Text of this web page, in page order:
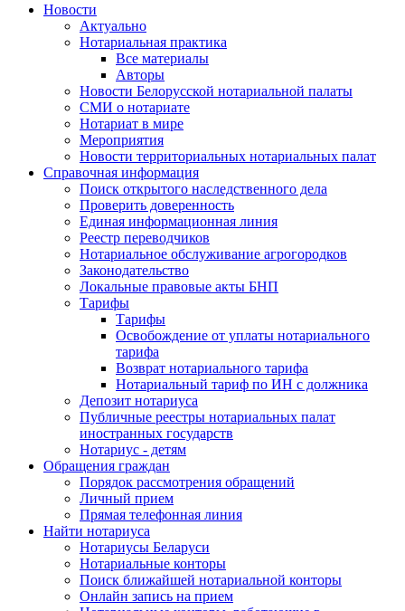
Новости
Актуально
Нотариальная практика
Все материалы
Авторы
Новости Белорусской нотариальной палаты
СМИ о нотариате
Нотариат в мире
Мероприятия
Новости территориальных нотариальных палат
Справочная информация
Поиск открытого наследственного дела
Проверить доверенность
Единая информационная линия
Реестр переводчиков
Нотариальное обслуживание агрогородков
Законодательство
Локальные правовые акты БНП
Тарифы
Тарифы
Освобождение от уплаты нотариального
тарифа
Возврат нотариального тарифа
Нотариальный тариф по ИН с должника
Депозит нотариуса
Публичные реестры нотариальных палат
иностранных государств
Нотариус - детям
Обращения граждан
Порядок рассмотрения обращений
Личный прием
Прямая телефонная линия
Найти нотариуса
Нотариусы Беларуси
Нотариальные конторы
Поиск ближайшей нотариальной конторы
Онлайн запись на прием